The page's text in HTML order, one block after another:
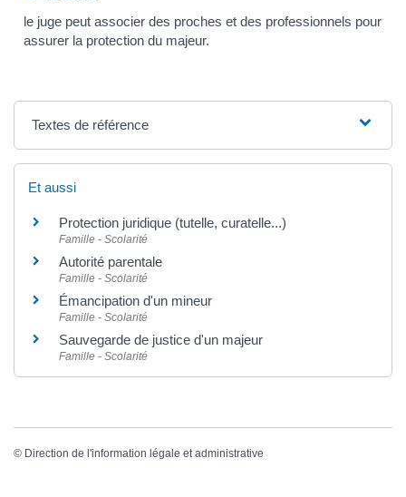
le juge peut associer des proches et des professionnels pour
assurer la protection du majeur.
Textes de référence
Et aussi
Protection juridique (tutelle, curatelle...)
Famille - Scolarité
Autorité parentale
Famille - Scolarité
Émancipation d'un mineur
Famille - Scolarité
Sauvegarde de justice d'un majeur
Famille - Scolarité
© Direction de l'information légale et administrative